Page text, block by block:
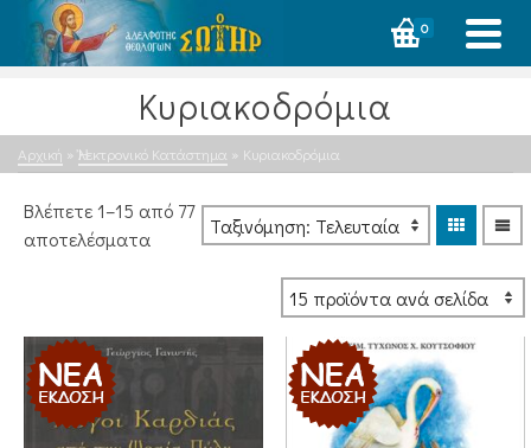
0
Κυριακοδρόμια
Αρχική » Ἠλεκτρονικό Κατάστημα » Κυριακοδρόμια
Βλέπετε 1–15 από 77
αποτελέσματαSorted